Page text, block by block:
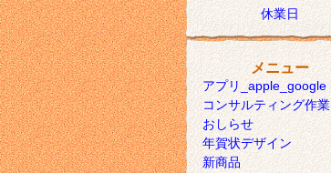
休業日
メニュー
アプリ_apple_google
コンサルティング作業
おしらせ
年賀状デザイン
新商品